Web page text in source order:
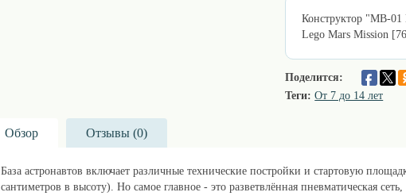
Конструктор "МВ-01
Lego Mars Mission
Поделится:
Теги: От 7 до 14 лет
Обзор Отзывы (0)
База астронавтов включает различные технические постройки и стартовую
сантиметров в высоту). Но самое главное - это разветвлённая пневматическая